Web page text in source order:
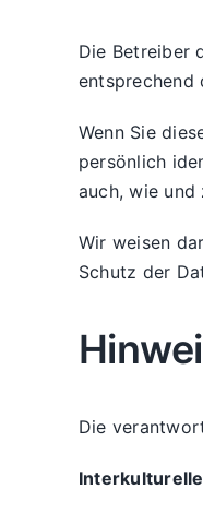
Die Betreiber
entsprechend
Wenn Sie
persönlich
auch, wie und
Wir weisen
Schutz der
Die